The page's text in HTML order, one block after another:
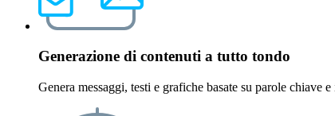
Generazione di contenuti a tutto tondo
Genera messaggi, testi e grafiche basate su parole chiave